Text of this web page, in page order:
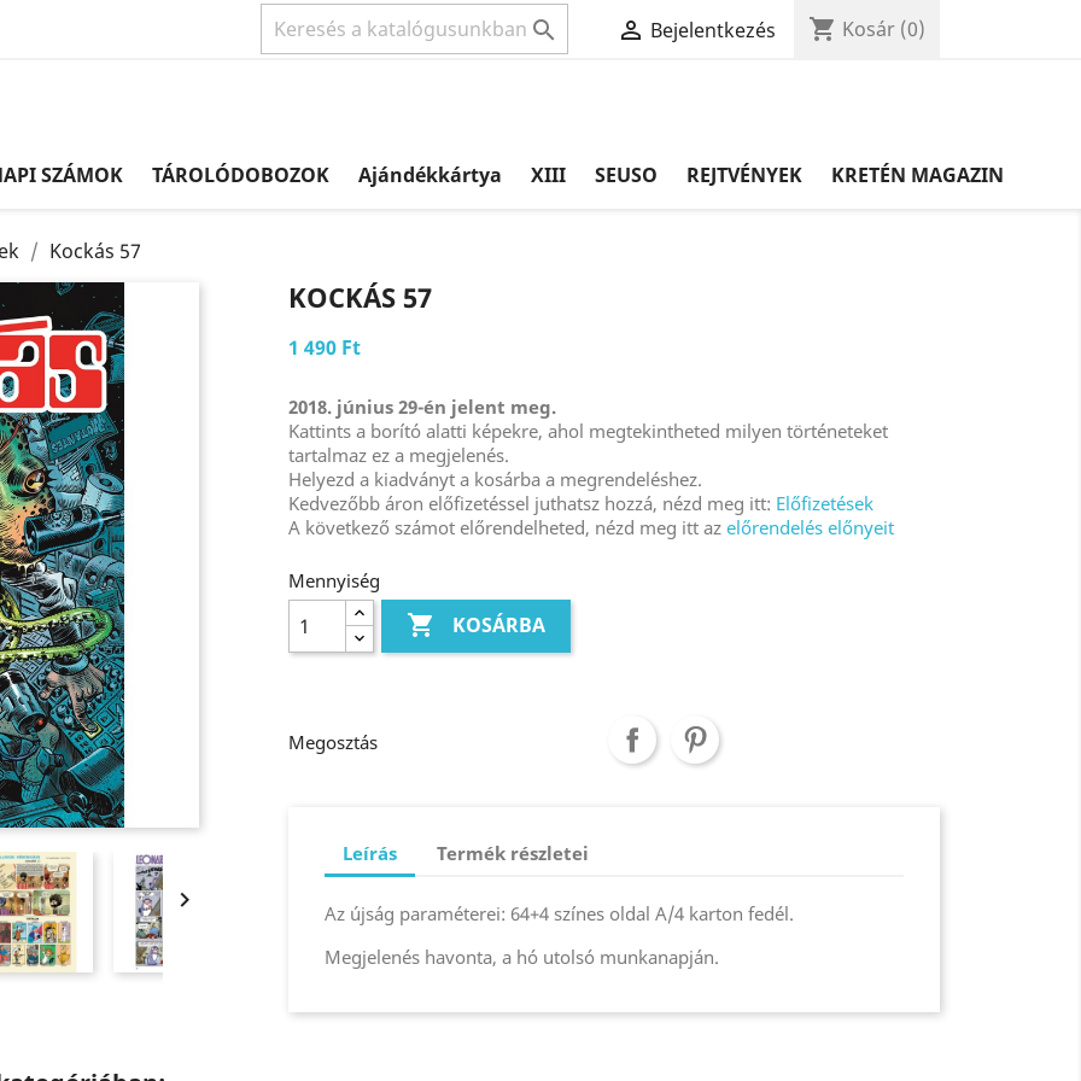
  Bejelentkezés shopping_cart Kosár (0)
SZÁMOK TÁROLÓDOBOZOK Ajándékkártya XIII SEUSO REJTVÉNYEK KRETÉN MAGAZIN
Kockás 57

KOCKÁS 57
1 490 Ft
2018. június 29-én jelent meg.
Kattints a borító alatti képekre, ahol megtekintheted milyen történeteket
tartalmaz ez a megjelenés.
Helyezd a kiadványt a kosárba a megrendeléshez.
Kedvezőbb áron előfizetéssel juthatsz hozzá, nézd meg itt: Előfizetések
A következő számot előrendelheted, nézd meg itt az előrendelés előnyeit
Mennyiség
 KOSÁRBA
Megosztás
Leírás Termék részletei
Az újság paraméterei: 64+4 színes oldal A/4 karton fedél.
Megjelenés havonta, a hó utolsó munkanapján.